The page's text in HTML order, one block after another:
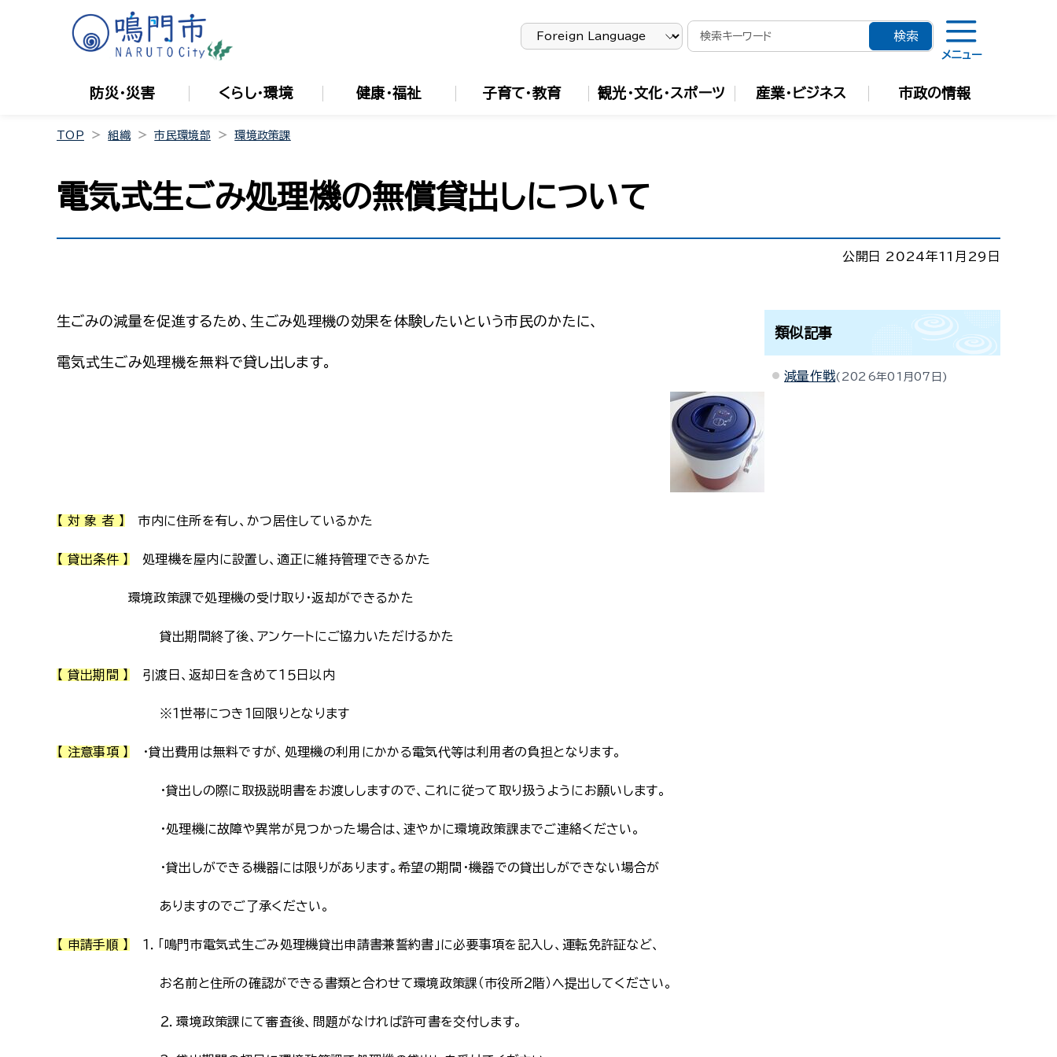
メニュー
防災・災害 くらし・環境 健康・福祉 子育て・教育 観光・文化・スポーツ 産業・ビジネス 市政の情報
TOP 組織 市民環境部 環境政策課
電気式生ごみ処理機の無償貸出しについて
公開日 2024年11月29日
生ごみの減量を促進するため、生ごみ処理機の効果を体験したいという市民のかたに、
電気式生ごみ処理機を無料で貸し出します。
【 対 象 者 】 市内に住所を有し、かつ居住しているかた
【 貸出条件 】 処理機を屋内に設置し、適正に維持管理できるかた
環境政策課で処理機の受け取り・返却ができるかた
貸出期間終了後、アンケートにご協力いただけるかた
【 貸出期間 】 引渡日、返却日を含めて１５日以内
※１世帯につき１回限りとなります
【 注意事項 】 ・貸出費用は無料ですが、処理機の利用にかかる電気代等は利用者の負担となります。
・貸出しの際に取扱説明書をお渡ししますので、これに従って取り扱うようにお願いします。
・処理機に故障や異常が見つかった場合は、速やかに環境政策課までご連絡ください。
・貸出しができる機器には限りがあります。希望の期間・機器での貸出しができない場合が
ありますのでご了承ください。
【 申請手順 】 １．「鳴門市電気式生ごみ処理機貸出申請書兼誓約書」に必要事項を記入し、運転免許証など、
お名前と住所の確認ができる書類と合わせて環境政策課（市役所２階）へ提出してください。
２．環境政策課にて審査後、問題がなければ許可書を交付します。
類似記事
減量作戦 2026年01月07日